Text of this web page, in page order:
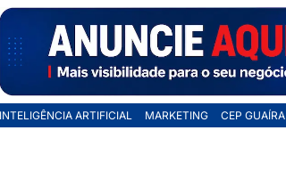
INTELIGÊNCIA ARTIFICIAL MARKETING CEP GUAÍRA